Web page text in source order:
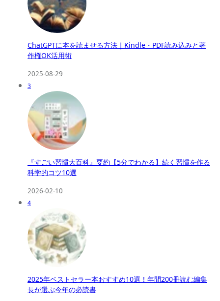
ChatGPTに本を読ませる方法｜Kindle・PDF読み込みと著
作権OK活用術
2025-08-29
3
『すごい習慣大百科』要約【5分でわかる】続く習慣を作る
科学的コツ10選
2026-02-10
4
2025年ベストセラー本おすすめ10選！年間200冊読む編集
長が選ぶ今年の必読書